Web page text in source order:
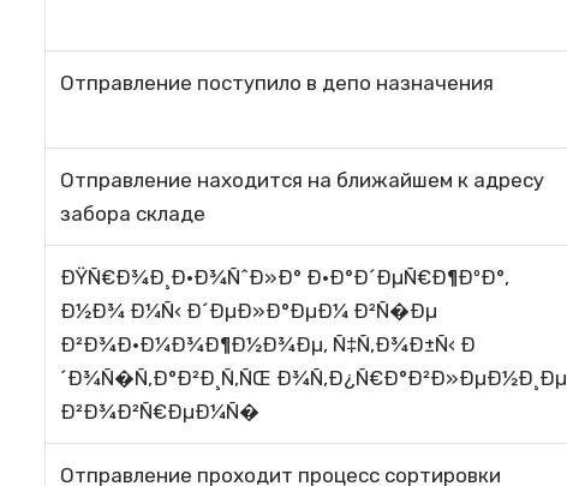
Отправление поступило в депо назначения
Отправление находится на ближайшем к адресу
забора складе
ÐŸÑ€Ð¾Ð¸Ð·Ð¾ÑˆÐ»Ð° Ð·Ð°Ð´ÐµÑ€Ð¶ÐºÐ°,
Ð½Ð¾ Ð¼Ñ‹ Ð´ÐµÐ»Ð°ÐµÐ¼ Ð²Ñ�Ðµ
Ð²Ð¾Ð·Ð¼Ð¾Ð¶Ð½Ð¾Ðµ, Ñ‡Ñ‚Ð¾Ð±Ñ‹ Ð
´Ð¾Ñ�Ñ‚Ð°Ð²Ð¸Ñ‚ÑŒ Ð¾Ñ‚Ð¿Ñ€Ð°Ð²Ð»ÐµÐ½Ð¸Ðµ
Ð²Ð¾Ð²Ñ€ÐµÐ¼Ñ�
Отправление проходит процесс сортировки